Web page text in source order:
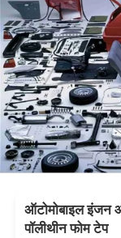
ऑटोमोबाइल इंजन
पॉलीथीन फोम टेप